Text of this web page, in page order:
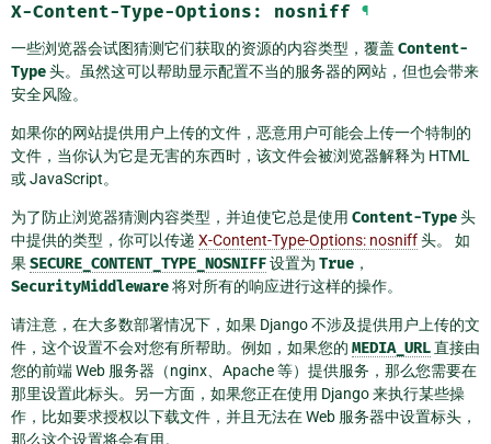
X-Content-Type-Options: nosniff ¶
一些浏览器会试图猜测它们获取的资源的内容类型，覆盖 Content-
Type头。虽然这可以帮助显示配置不当的服务器的网站，但也会带来
安全风险。
如果你的网站提供用户上传的文件，恶意用户可能会上传一个特制的
文件，当你认为它是无害的东西时，该文件会被浏览器解释为 HTML
或 JavaScript。
为了防止浏览器猜测内容类型，并迫使它总是使用 Content-Type头
中提供的类型，你可以传递 X-Content-Type-Options: nosniff头。 如
果SECURE_CONTENT_TYPE_NOSNIFF设置为 True ，
SecurityMiddleware将对所有的响应进行这样的操作。
请注意，在大多数部署情况下，如果 Django 不涉及提供用户上传的文
件，这个设置不会对您有所帮助。例如，如果您的 MEDIA_URL直接由
您的前端 Web 服务器（nginx、Apache 等）提供服务，那么您需要在
那里设置此标头。另一方面，如果您正在使用 Django 来执行某些操
作，比如要求授权以下载文件，并且无法在 Web 服务器中设置标头，
那么这个设置将会有用。